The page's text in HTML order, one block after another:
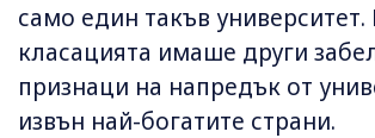
само един такъв
класацията имаше други
признаци на напредък от
извън най-богатите страни.